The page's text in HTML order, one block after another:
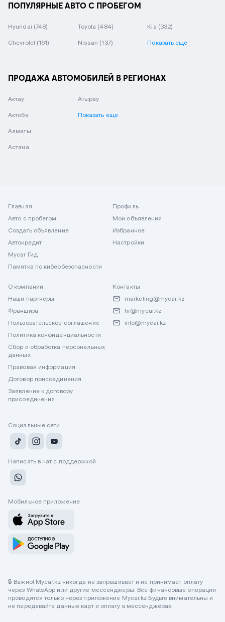
ПОПУЛЯРНЫЕ АВТО С ПРОБЕГОМ
Hyundai (748) Toyota (484) Kia (332)
Chevrolet (161) Nissan (137) Показать еще
ПРОДАЖА АВТОМОБИЛЕЙ В РЕГИОНАХ
Актау
Актобе
Алматы
Астана
Атырау
Показать еще
Главная
Авто с пробегом
Создать объявление
Автокредит
Mycar Гид
Памятка по кибербезопасности
Профиль
Мои объявления
Избранное
Настройки
О компании
Наши партнеры
Франшиза
Пользовательское соглашение
Политика конфиденциальности
Сбор и обработка персональных
данных
Правовая информация
Договор присоединения
Заявление к договору
присоединения
Контакты
marketing@mycar.kz
hr@mycar.kz
info@mycar.kz
Социальные сети
Написать в чат с поддержкой
Мобильное приложение
🔒 Важно! Mycar.kz никогда не запрашивает и не принимает оплату
через WhatsApp или другие мессенджеры. Все финансовые операции
проводятся только через приложение Mycar.kz Будьте внимательны и
не передавайте данные карт и оплату в мессенджерах.